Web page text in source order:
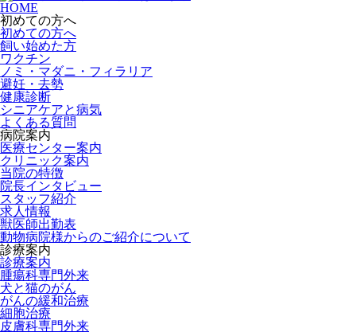
HOME
初めての方へ
初めての方へ
飼い始めた方
ワクチン
ノミ・マダニ・フィラリア
避妊・去勢
健康診断
シニアケアと病気
よくある質問
病院案内
医療センター案内
クリニック案内
当院の特徴
院長インタビュー
スタッフ紹介
求人情報
獣医師出勤表
動物病院様からのご紹介について
診療案内
診療案内
腫瘍科専門外来
犬と猫のがん
がんの緩和治療
細胞治療
皮膚科専門外来